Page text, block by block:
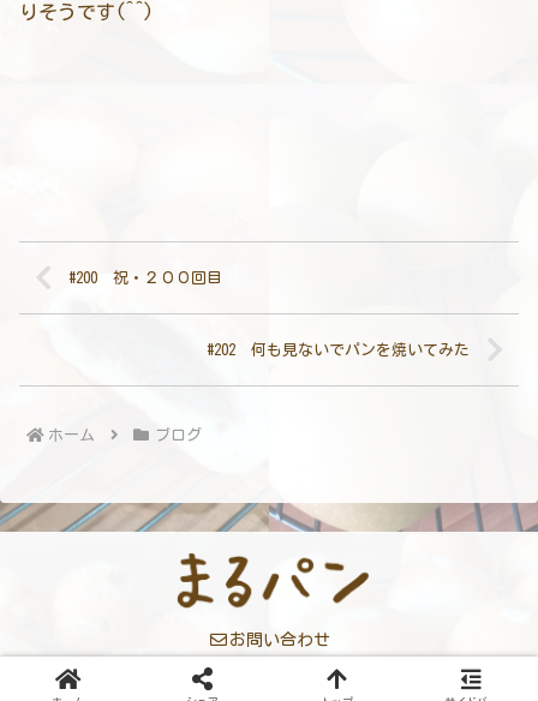
りそうです(^^)
#200 祝・２００回目
#202 何も見ないでパンを焼いてみた
ホーム ブログ
お問い合わせ
© 2024 まるパン.